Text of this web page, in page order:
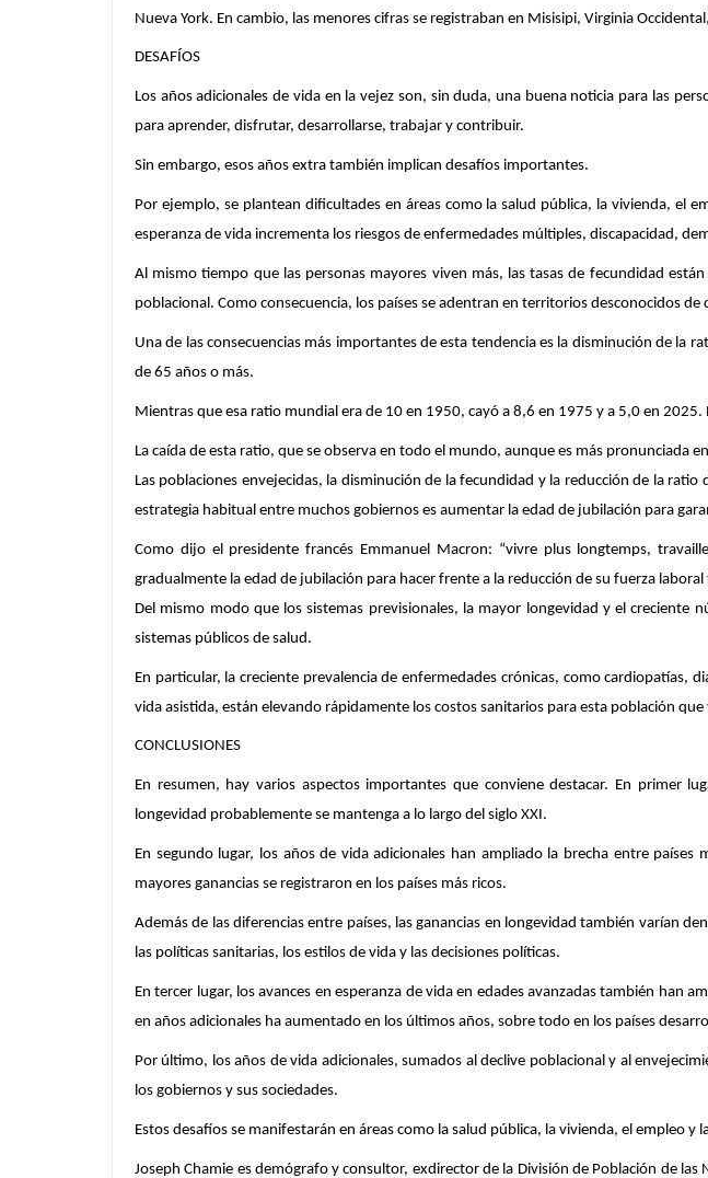
Nueva York. En cambio, las menores cifras se registraban en Misisipi, Virginia
DESAFÍOS
Los años adicionales de vida en la vejez son, sin duda, una buena noticia para las
para aprender, disfrutar, desarrollarse, trabajar y contribuir.
Sin embargo, esos años extra también implican desafíos importantes.
Por ejemplo, se plantean dificultades en áreas como la salud pública, la vivienda, el
esperanza de vida incrementa los riesgos de enfermedades múltiples, discapacidad,
Al mismo tiempo que las personas mayores viven más, las tasas de fecundidad
poblacional. Como consecuencia, los países se adentran en territorios desconocidos
Una de las consecuencias más importantes de esta tendencia es la disminución de la
de 65 años o más.
Mientras que esa ratio mundial era de 10 en 1950, cayó a 8,6 en 1975 y a 5,0 en 2025.
La caída de esta ratio, que se observa en todo el mundo, aunque es más pronunciada
Las poblaciones envejecidas, la disminución de la fecundidad y la reducción de la
estrategia habitual entre muchos gobiernos es aumentar la edad de jubilación para
Como dijo el presidente francés Emmanuel Macron: “vivre plus longtemps,
gradualmente la edad de jubilación para hacer frente a la reducción de su fuerza
Del mismo modo que los sistemas previsionales, la mayor longevidad y el
sistemas públicos de salud.
En particular, la creciente prevalencia de enfermedades crónicas, como cardiopatías,
vida asistida, están elevando rápidamente los costos sanitarios para esta población que
CONCLUSIONES
En resumen, hay varios aspectos importantes que conviene destacar. En primer
longevidad probablemente se mantenga a lo largo del siglo XXI.
En segundo lugar, los años de vida adicionales han ampliado la brecha entre
mayores ganancias se registraron en los países más ricos.
Además de las diferencias entre países, las ganancias en longevidad también varían
las políticas sanitarias, los estilos de vida y las decisiones políticas.
En tercer lugar, los avances en esperanza de vida en edades avanzadas también han
en años adicionales ha aumentado en los últimos años, sobre todo en los países
Por último, los años de vida adicionales, sumados al declive poblacional y al
los gobiernos y sus sociedades.
Estos desafíos se manifestarán en áreas como la salud pública, la vivienda, el empleo
Joseph Chamie es demógrafo y consultor, exdirector de la División de Población de